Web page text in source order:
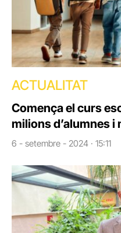
ACTUALITAT
Comença el curs
milions d’alumnes
6 - setembre - 2024 · 15:11